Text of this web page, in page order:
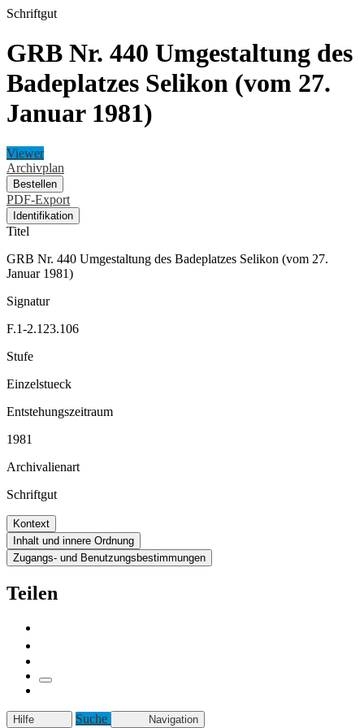
Schriftgut
GRB Nr. 440 Umgestaltung des
Badeplatzes Selikon (vom 27.
Januar 1981)
Viewer
Archivplan
Bestellen
PDF-Export
Identifikation
Titel
GRB Nr. 440 Umgestaltung des Badeplatzes Selikon (vom 27.
Januar 1981)
Signatur
F.1-2.123.106
Stufe
Einzelstueck
Entstehungszeitraum
1981
Archivalienart
Schriftgut
Kontext
Inhalt und innere Ordnung
Zugangs- und Benutzungsbestimmungen
Teilen
Hilfe Suche Navigation